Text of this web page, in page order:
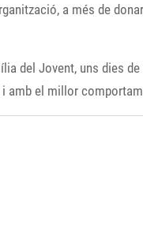
a més de
del Jovent, uns dies
amb el millor